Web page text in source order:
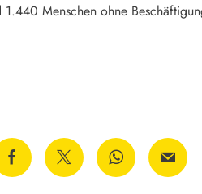
Menschen ohne